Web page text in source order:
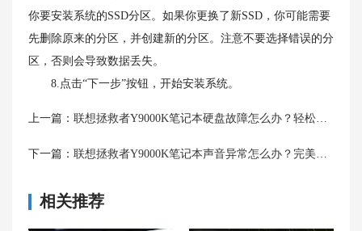
你要安装系统的SSD分区。如果你更换了新SSD，你可能需要
先删除原来的分区，并创建新的分区。注意不要选择错误的分
区，否则会导致数据丢失。
8.点击“下一步”按钮，开始安装系统。
上一篇： 联想拯救者Y9000K笔记本硬盘故障怎么办？轻松解决！
下一篇： 联想拯救者Y9000K笔记本声音异常怎么办？完美调校攻略！
相关推荐